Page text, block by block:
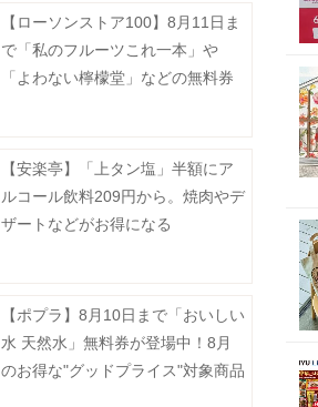
【ローソンストア100】8月11日ま
で「私のフルーツこれ一本」や
「よわない檸檬堂」などの無料券
【安楽亭】「上タン塩」半額にア
ルコール飲料209円から。焼肉やデ
ザートなどがお得になる
【ポプラ】8月10日まで「おいしい
水 天然水」無料券が登場中！8月
のお得な"グッドプライス"対象商品